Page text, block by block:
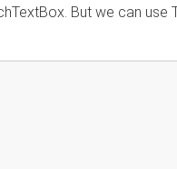
But we can use